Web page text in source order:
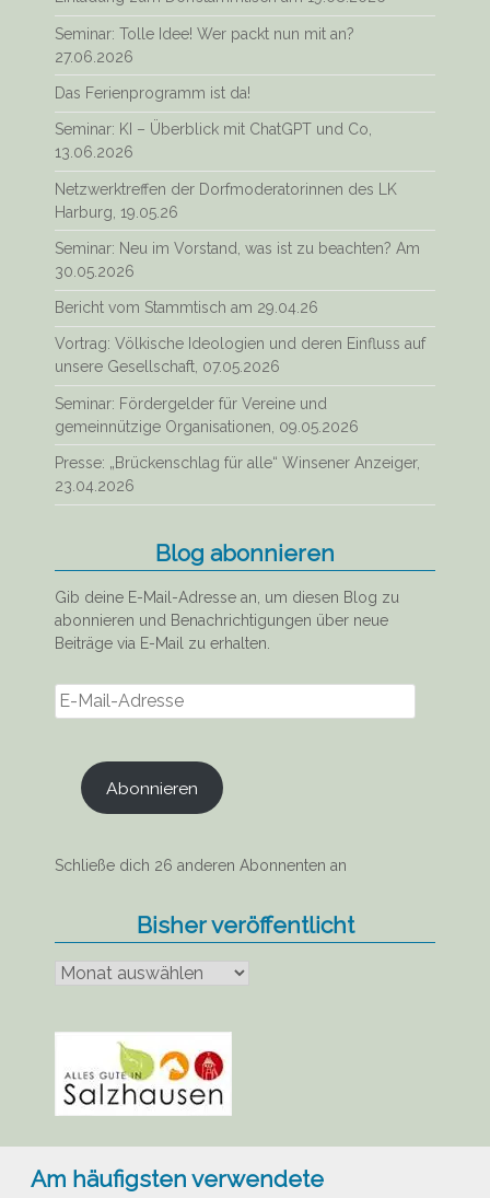
Seminar: Tolle Idee! Wer packt nun mit an?
27.06.2026
Das Ferienprogramm ist da!
Seminar: KI – Überblick mit ChatGPT und Co,
13.06.2026
Netzwerktreffen der Dorfmoderatorinnen des LK
Harburg, 19.05.26
Seminar: Neu im Vorstand, was ist zu beachten? Am
30.05.2026
Bericht vom Stammtisch am 29.04.26
Vortrag: Völkische Ideologien und deren Einfluss auf
unsere Gesellschaft, 07.05.2026
Seminar: Fördergelder für Vereine und
gemeinnützige Organisationen, 09.05.2026
Presse: „Brückenschlag für alle“ Winsener Anzeiger,
23.04.2026
Blog abonnieren
Gib deine E-Mail-Adresse an, um diesen Blog zu
abonnieren und Benachrichtigungen über neue
Beiträge via E-Mail zu erhalten.
E-
Mail-
Abonnieren
Schließe dich 26 anderen Abonnenten an
Bisher veröffentlicht
veröffentlicht
Am häufigsten verwendete